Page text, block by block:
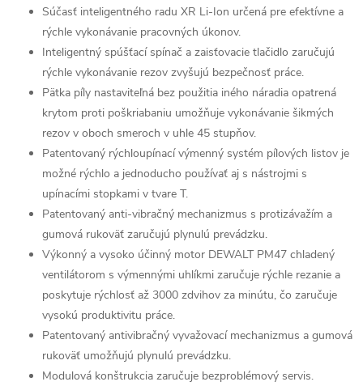
Súčasť inteligentného radu XR Li-Ion určená pre efektívne a
rýchle vykonávanie pracovných úkonov.
Inteligentný spúšťací spínač a zaisťovacie tlačidlo zaručujú
rýchle vykonávanie rezov zvyšujú bezpečnosť práce.
Pätka píly nastaviteľná bez použitia iného náradia opatrená
krytom proti poškriabaniu umožňuje vykonávanie šikmých
rezov v oboch smeroch v uhle 45 stupňov.
Patentovaný rýchloupínací výmenný systém pílových listov je
možné rýchlo a jednoducho používať aj s nástrojmi s
upínacími stopkami v tvare T.
Patentovaný anti-vibračný mechanizmus s protizávažím a
gumová rukoväť zaručujú plynulú prevádzku.
Výkonný a vysoko účinný motor DEWALT PM47 chladený
ventilátorom s výmennými uhlíkmi zaručuje rýchle rezanie a
poskytuje rýchlosť až 3000 zdvihov za minútu, čo zaručuje
vysokú produktivitu práce.
Patentovaný antivibračný vyvažovací mechanizmus a gumová
rukoväť umožňujú plynulú prevádzku.
Modulová konštrukcia zaručuje bezproblémový servis.